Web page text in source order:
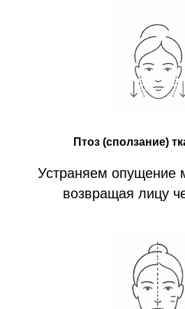
Птоз (сползание)
Устраняем опущение
возвращая лицу